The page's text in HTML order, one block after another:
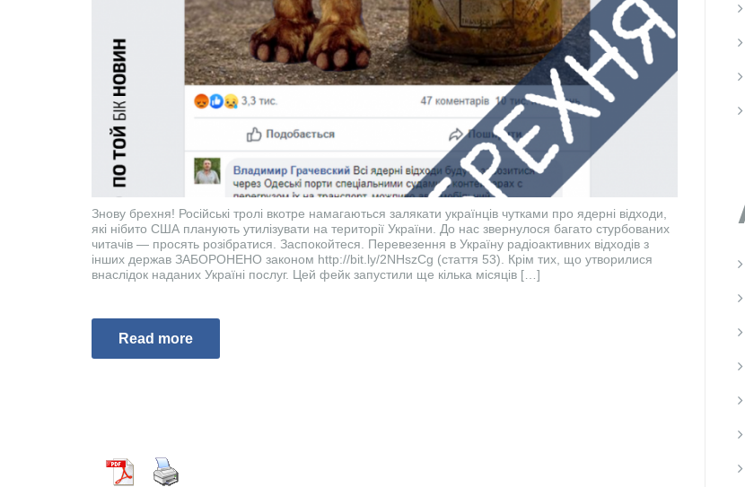
Знову брехня! Російські тролі вкотре намагаються залякати українців чутками про ядерні відходи,
які нібито США планують утилізувати на території України. До нас звернулося багато стурбованих
читачів — просять розібратися. Заспокойтеся. Перевезення в Україну радіоактивних відходів з
інших держав ЗАБОРОНЕНО законом http://bit.ly/2NHszCg (стаття 53). Крім тих, що утворилися
внаслідок наданих Україні послуг. Цей фейк запустили ще кілька місяців […]
Read more